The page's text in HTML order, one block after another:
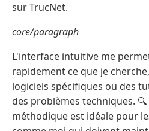
sur TrucNet.
core/paragraph
L'interface intuitive me
rapidement ce que je
logiciels spécifiques ou des
des problèmes techniques.
méthodique est idéale pour